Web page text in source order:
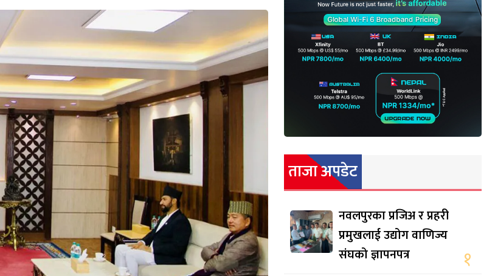
ताजा अपडेट
नवलपुरका प्रजिअ र प्रहरी
प्रमुखलाई उद्योग वाणिज्य
संघको ज्ञापनपत्र
१